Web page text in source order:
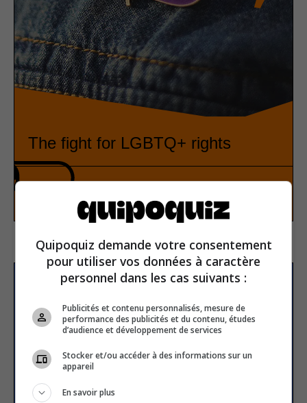
The fight for LGBTQ+ rights
newsletter
Email address
Quipoquiz demande votre consentement
pour utiliser vos données à caractère
personnel dans les cas suivants :
Publicités et contenu personnalisés, mesure de
performance des publicités et du contenu, études
d’audience et développement de services
Stocker et/ou accéder à des informations sur un
appareil
En savoir plus